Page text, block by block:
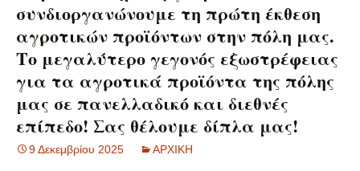
συνδιοργανώνουμε τη πρώτη έκθεση
αγροτικών προϊόντων στην πόλη μας.
Το μεγαλύτερο γεγονός εξωστρέφειας
για τα αγροτικά προϊόντα της πόλης
μας σε πανελλαδικό και διεθνές
επίπεδο! Σας θέλουμε δίπλα μας!
9 Δεκεμβρίου 2025 ΑΡΧΙΚΗ